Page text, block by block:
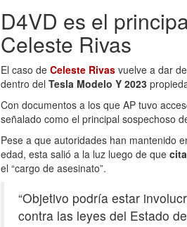
D4VD es el
Celeste Rivas
El caso de Celeste Rivas vuelve a dar
dentro del Tesla Modelo Y 2023
Con documentos a los que AP tuvo
señalado como el principal sospechoso
Pese a que autoridades han mantenido
edad, esta salió a la luz luego de que
el “cargo de asesinato”.
“Objetivo podría estar
contra las leyes del Estado